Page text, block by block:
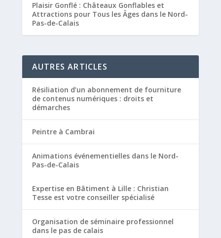
Plaisir Gonflé : Châteaux Gonflables et
Attractions pour Tous les Âges dans le Nord-
Pas-de-Calais
AUTRES ARTICLES
Résiliation d’un abonnement de fourniture
de contenus numériques : droits et
démarches
Peintre à Cambrai
Animations événementielles dans le Nord-
Pas-de-Calais
Expertise en Bâtiment à Lille : Christian
Tesse est votre conseiller spécialisé
Organisation de séminaire professionnel
dans le pas de calais